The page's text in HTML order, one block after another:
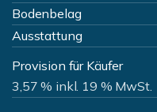
Bodenbelag
Ausstattung
Provision für Käufer
3,57 % inkl. 19 % MwSt.